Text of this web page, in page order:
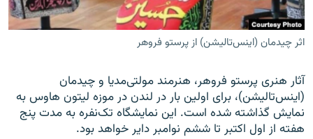
زبان‌های دیگر
اثر چیدمان (اینس‌تالیشن) از پرستو فروهر
آثار هنری پرستو فروهر، هنرمند مولتی‌مدیا و چیدمان
(اینس‌تالیشن)، برای اولین بار در لندن در موزه لیتون هاوس به
نمایش گذاشته شده است. این نمایشگاه تک‌نفره به مدت پنج
هفته از اول اکتبر تا ششم نوامبر دایر خواهد بود.